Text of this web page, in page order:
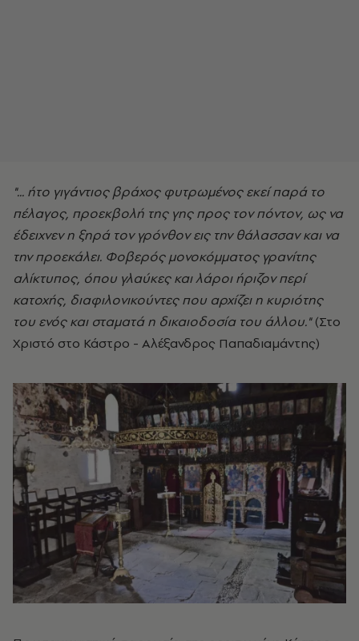
"... ήτο γιγάντιος βράχος φυτρωμένος εκεί παρά το
πέλαγος, προεκβολή της γης προς τον πόντον, ως να
έδειχνεν η ξηρά τον γρόνθον εις την θάλασσαν και να
την προεκάλει. Φοβερός μονοκόμματος γρανίτης
αλίκτυπος, όπου γλαύκες και λάροι ήριζον περί
κατοχής, διαφιλονικούντες που αρχίζει η κυριότης
του ενός και σταματά η δικαιοδοσία του άλλου."(Στο
Χριστό στο Κάστρο - Αλέξανδρος Παπαδιαμάντης)